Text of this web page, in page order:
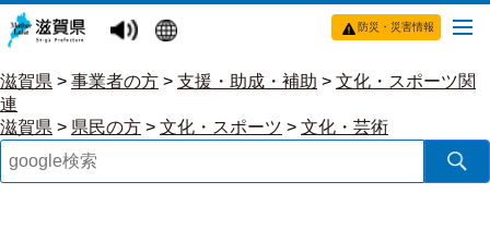
防災・災害情報
滋賀県 > 事業者の方 > 支援・助成・補助 > 文化・スポーツ関
連
滋賀県 > 県民の方 > 文化・スポーツ > 文化・芸術